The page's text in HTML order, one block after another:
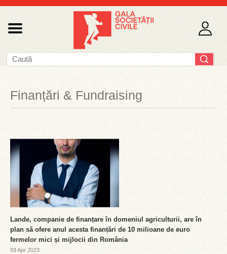
Finanțări & Fundraising
Lande, companie de finanțare în domeniul agriculturii, are în
plan să ofere anul acesta finanțări de 10 milioane de euro
fermelor mici și mijlocii din România
03 Apr 2023